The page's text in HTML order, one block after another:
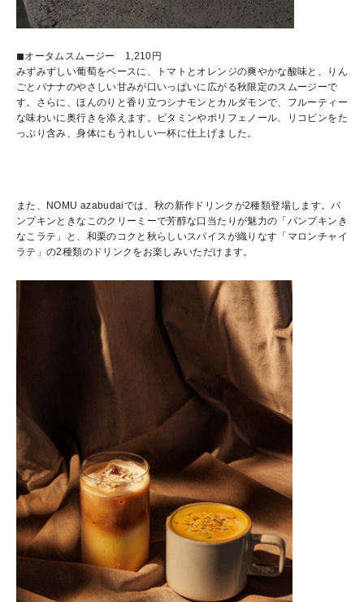
◼︎オータムスムージー 1,210円
みずみずしい葡萄をベースに、トマトとオレンジの爽やかな酸味と、りん
ごとバナナのやさしい甘みが口いっぱいに広がる秋限定のスムージーで
す。さらに、ほんのりと香り立つシナモンとカルダモンで、フルーティー
な味わいに奥行きを添えます。ビタミンやポリフェノール、リコピンをた
っぷり含み、身体にもうれしい一杯に仕上げました。
また、NOMU azabudaiでは、秋の新作ドリンクが2種類登場します。パ
ンプキンときなこのクリーミーで芳醇な口当たりが魅力の「パンプキンき
なこラテ」と、和栗のコクと秋らしいスパイスが織りなす「マロンチャイ
ラテ」の2種類のドリンクをお楽しみいただけます。